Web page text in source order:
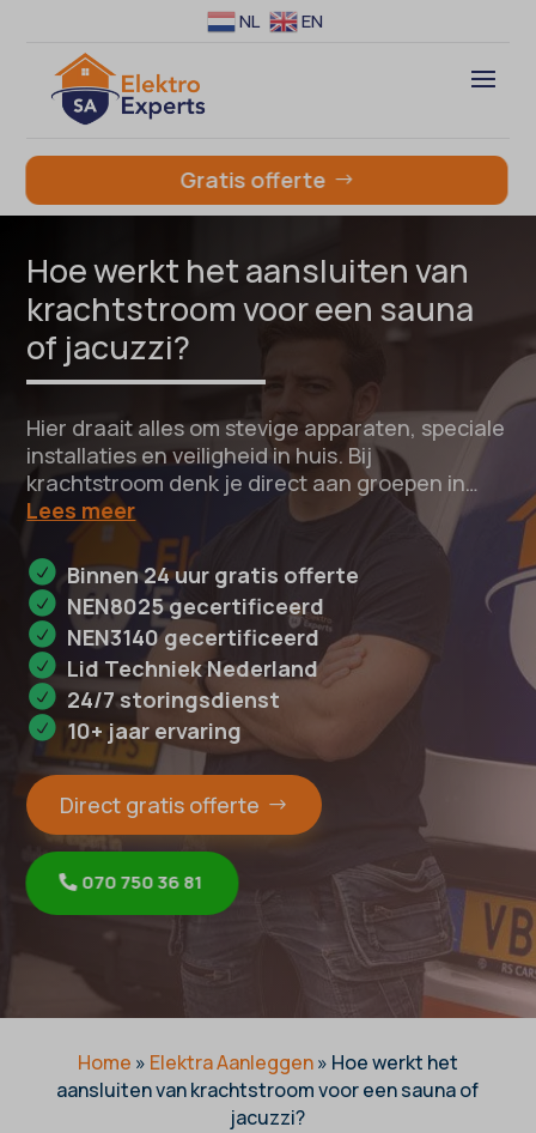
NL EN
Gratis offerte
Hoe werkt het aansluiten van
krachtstroom voor een sauna
of jacuzzi?
Hier draait alles om stevige apparaten, speciale
installaties en veiligheid in huis. Bij
krachtstroom denk je direct aan groepen in…
Lees meer
Binnen 24 uur gratis offerte
NEN8025 gecertificeerd
NEN3140 gecertificeerd
Lid Techniek Nederland
24/7 storingsdienst
10+ jaar ervaring
Direct gratis offerte
070 750 36 81
Home » Elektra Aanleggen» Hoe werkt het
aansluiten van krachtstroom voor een sauna of
jacuzzi?